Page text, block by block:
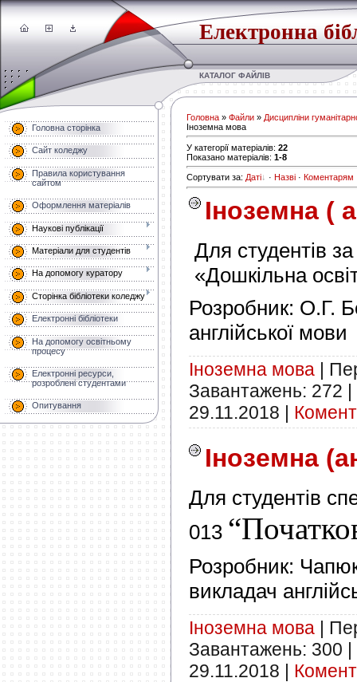
Електронна
КАТАЛОГ ФАЙЛІВ
Головна сторінка
Сайт коледжу
Правила користування
сайтом
Оформлення матеріалів
Наукові публікації
Матеріали для студентів
На допомогу куратору
Сторінка бібліотеки коледжу
Електронні бібліотеки
На допомогу освітньому
процесу
Електронні ресурси,
розроблені студентами
Опитування
Головна » Файли » Дисципліни
Іноземна мова
У категорії матеріалів: 22
Показано матеріалів: 1-8
Сортувати за: Даті · Назві · Коментарям
Іноземна (
Для студентів
«Дошкільна
Розробник: О.Г.
англійської мови
Іноземна мова |
Завантажень: 272 |
29.11.2018 |
Іноземна
Для студентів
013
Розробник:
викладач
Іноземна мова |
Завантажень: 300 |
29.11.2018 |